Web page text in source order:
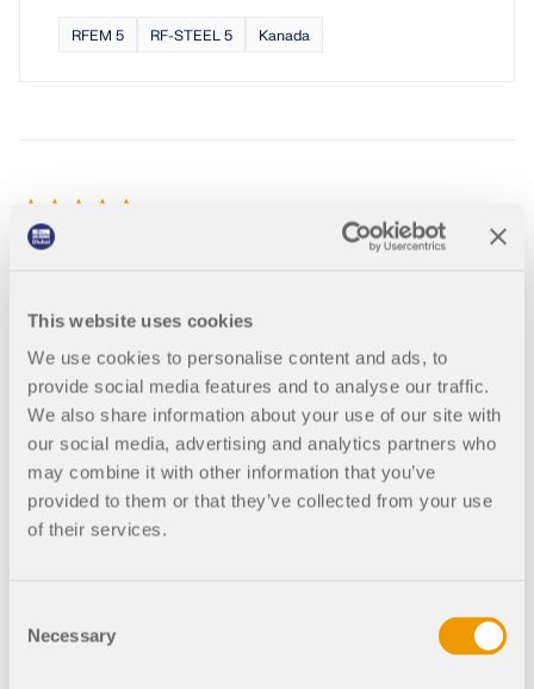
This website uses cookies
We use cookies to personalise content and ads, to
provide social media features and to analyse our traffic.
We also share information about your use of our site with
our social media, advertising and analytics partners who
may combine it with other information that you’ve
provided to them or that they’ve collected from your use
of their services.
Selection
Necessary
RFEM 5 RF-STEEL 5 Kanada
Výkonný a intuitivní
YouTube. Pomohly mi přesvědčit mého klienta, aby
Práce s programem RFEM mě opravdu baví. Během své
kariéry jsem používal mnoho analytických programů, ale
dosud jsem se nesetkal s tak výkonným a intuitivním
programem, jako je RFEM. Děkuji, že jste ve mě probudili
novou vášeň.
Během pár týdnů jsem byl schopen posuzovat v RFEMu
Pokračujte ve skvělé práci!